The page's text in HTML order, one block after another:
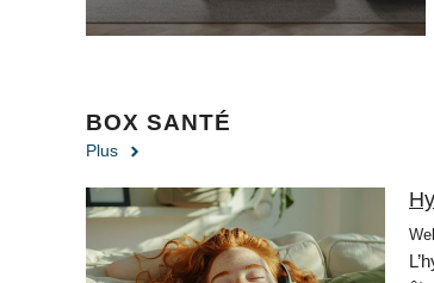
BOX SANTÉ
Plus